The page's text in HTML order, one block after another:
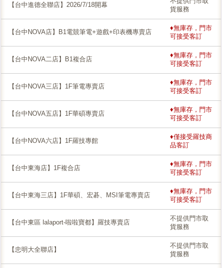
【台中進德全聯店】2026/7/18開幕
貨服務
【台中NOVA店】B1電競筆電+遊戲+印表機專賣店
♦無庫存，門市
可接受客訂
【台中NOVA二店】B1複合店
♦無庫存，門市
可接受客訂
【台中NOVA三店】1F筆電專賣店
♦無庫存，門市
可接受客訂
【台中NOVA五店】1F華碩專賣店
♦無庫存，門市
可接受客訂
【台中NOVA六店】1F羅技專館
♦僅接受羅技商
品客訂
【台中東海店】1F複合店
♦無庫存，門市
可接受客訂
【台中東海三店】1F華碩、宏碁、MSI筆電專賣店
♦無庫存，門市
可接受客訂
【台中東區 lalaport-啦啦寶都】羅技專賣店
不提供門市取
貨服務
【忠明大全聯店】
不提供門市取
貨服務